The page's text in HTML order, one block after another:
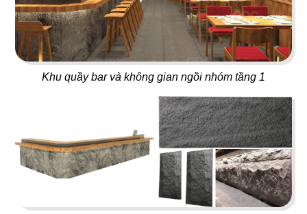
Khu quầy bar và không gian ngồi nhóm tầng 1
11
YUMMY BABOON
Gà rán
12
MASHA & THE BEAR
13
MARINA
14
CK PIZZA
Nhà hàng Âu